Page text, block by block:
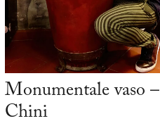
Monumentale vaso –
Chini